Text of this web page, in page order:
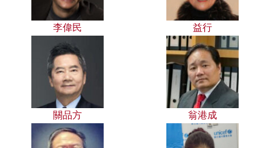
李偉民 益行
關品方 翁港成